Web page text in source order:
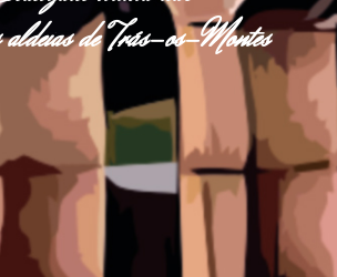
aldeias de Trás-os-Montes